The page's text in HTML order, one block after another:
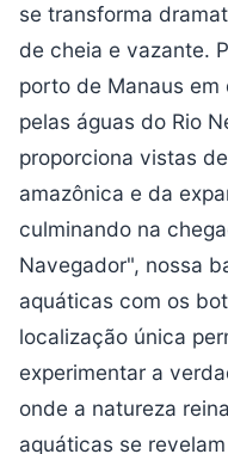
se transforma
de cheia e vazante.
porto de Manaus
pelas águas do Rio
proporciona vistas
amazônica e da
culminando na
Navegador", nossa
aquáticas com os
localização única
experimentar a
onde a natureza
aquáticas se